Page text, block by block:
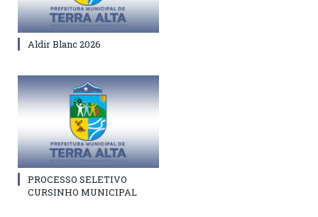
Aldir Blanc 2026
PROCESSO SELETIVO
CURSINHO MUNICIPAL